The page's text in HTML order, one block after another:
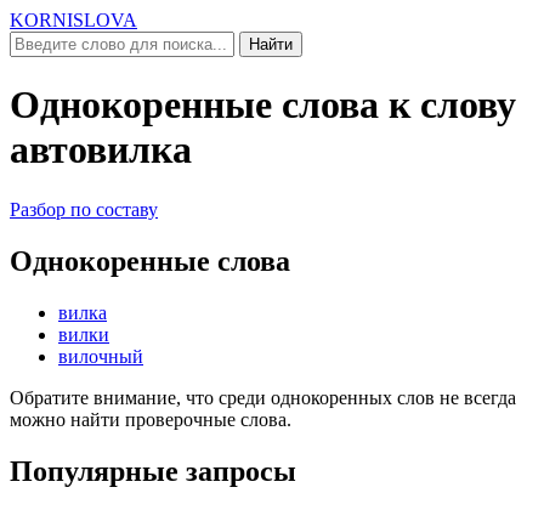
KORNISLOVA
Найти
Однокоренные слова к слову
автовилка
Разбор по составу
Однокоренные слова
вилка
вилки
вилочный
Обратите внимание, что среди однокоренных слов не всегда
можно найти проверочные слова.
Популярные запросы